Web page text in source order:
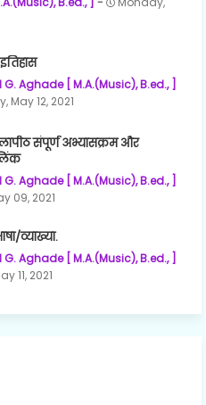
G. Aghade [ M.A.(Music), B.ed., ]
May 12, 2021
संपूर्ण अभ्यासक्रम और
G. Aghade [ M.A.(Music), B.ed., ]
09, 2021
व्याख्या.
G. Aghade [ M.A.(Music), B.ed., ]
11, 2021